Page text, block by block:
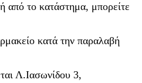
από το κατάστημα, μπορείτε
κατά την παραλαβή
Λ.Ιασωνίδου 3,